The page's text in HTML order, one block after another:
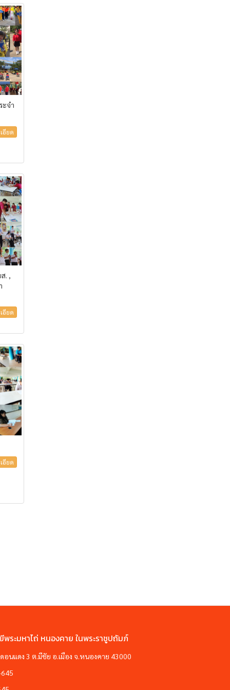
ะจำ
อียด
. ,
อียด
อียด
พระมหาไถ่ หนองคาย ในพระราชูปถัมภ์
นแดง 3 ต.มีชัย อ.เมือง จ.หนองคาย 43000